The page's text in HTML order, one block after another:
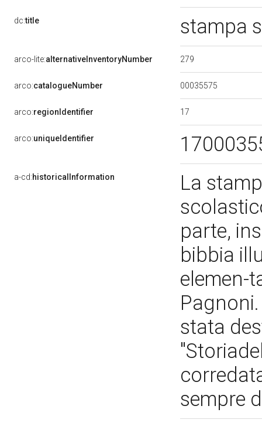
dc:title stampa
arco-lite:alternativeInventoryNumber 279
arco:catalogueNumber 00035575
arco:regionIdentifier 17
arco:uniqueIdentifier
a-cd:historicalInformation
La
parte,
bibbia
elemen-
stata
sempre